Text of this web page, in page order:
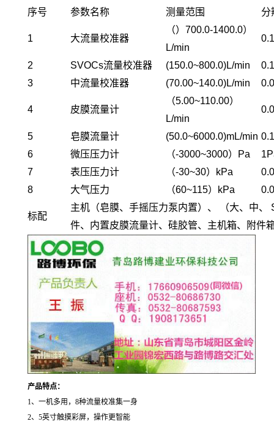
序号
参数名称 测量范围 分
1 大流量校准器
（）700.0-1400.0）
L/min
2 SVOCs流量校准器 (150.0~800.0)L/min
3
中流量校准器 (70.00~140.0)L/min
4 皮膜流量计
（5.00~110.00）
L/min
5 皂膜流量计 (50.0~6000.0)mL/min
6
微压压力计 （-3000~3000）Pa
7
表压压力计 （-30~30）kPa
8
大气压力 （60~115）kPa
标配
主机（皂膜、手摇压力泵内置）、 （大、中、
件、内置皮膜流量计、硅胶管、主机箱、附件
产品特点：
1、一机多用，8种流量校准集一身
2、5英寸触摸彩屏，操作更智能